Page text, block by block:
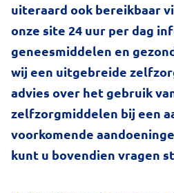
uiteraard ook bereikbaar
onze site 24 uur per dag
geneesmiddelen en
wij een uitgebreide
advies over het gebruik
zelfzorgmiddelen bij een
voorkomende
kunt u bovendien vragen